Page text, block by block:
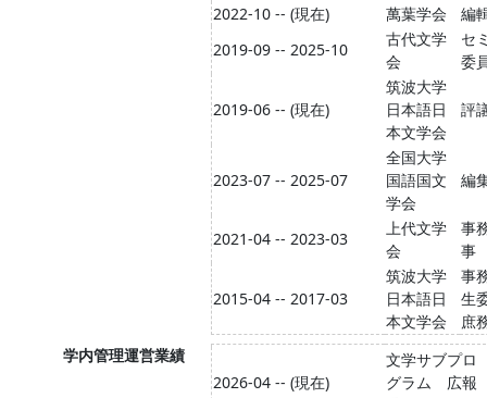
2022-10 -- (現在)
萬葉学会
編
2019-09 -- 2025-10
古代文学
会
セ
委
2019-06 -- (現在)
筑波大学
日本語日
本文学会
評
2023-07 -- 2025-07
全国大学
国語国文
学会
編
2021-04 -- 2023-03
上代文学
会
事
事
2015-04 -- 2017-03
筑波大学
日本語日
本文学会
事
生
庶
学内管理運営業績
2026-04 -- (現在)
文学サブプロ
グラム 広報